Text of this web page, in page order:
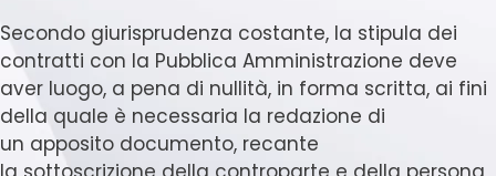
Secondo giurisprudenza costante, la stipula dei
contratti con la Pubblica Amministrazione deve
aver luogo, a pena di nullità, in forma scritta, ai fini
della quale è necessaria la redazione di
un apposito documento, recante